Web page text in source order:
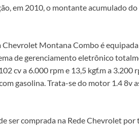
em 2010, o montante acumulado
Montana Combo é
de gerenciamento eletrônico
cv a 6.000 rpm e 13,5 kgf.m a 3.200
gasolina. Trata-se do motor 1.4 8v
ser comprada na Rede Chevrolet por